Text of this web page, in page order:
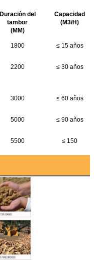
Duración del
tambor
(MM)
Capacidad
(M3/H)
1800 ≤ 15 años
2200 ≤ 30 años
3000 ≤ 60 años
5000 ≤ 90 años
5500 ≤ 150